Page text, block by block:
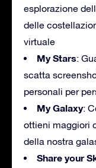
esplorazione
delle
virtuale
My Stars:
scatta
personali per
My Galaxy:
ottieni maggiori
della nostra
Share your